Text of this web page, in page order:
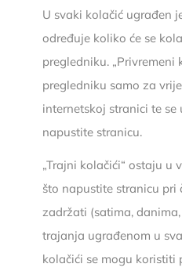
U svaki kolačić ugrađen
određuje koliko će se
pregledniku. „Privremeni
pregledniku samo za
internetskoj stranici te
napustite stranicu.
„Trajni kolačići“ ostaju u
što napustite stranicu pri
zadržati (satima,
trajanja ugrađenom u
kolačići se mogu koristiti